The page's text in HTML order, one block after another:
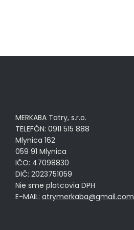
MERKABA Tatry, s.r.o.
TELEFÓN: 0911 515 888
Mlynica 162
059 91 Mlynica
IČO: 47098830
DIČ: 2023751059
Nie sme platcovia DPH
E-MAIL: atrymerkaba@gmail.com